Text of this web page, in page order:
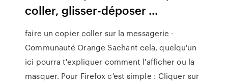
coller, glisser-déposer ...
faire un copier coller sur la messagerie -
Communauté Orange Sachant cela, quelqu'un
ici pourra t'expliquer comment l'afficher ou la
masquer. Pour Firefox c'est simple : Cliquer sur